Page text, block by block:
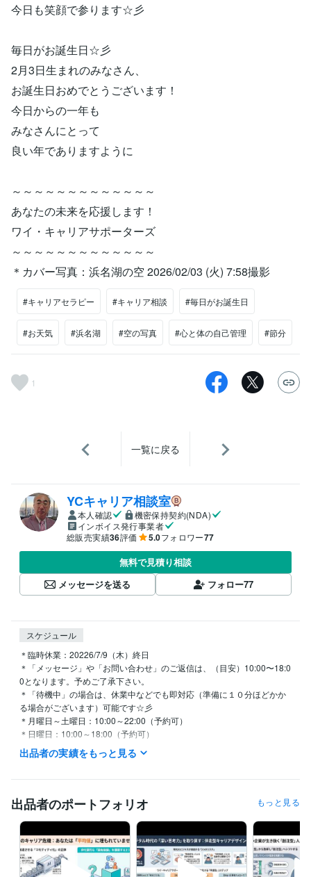
今日も笑顔で参ります☆彡
毎日がお誕生日☆彡
2月3日生まれのみなさん、
お誕生日おめでとうございます！
今日からの一年も
みなさんにとって
良い年でありますように
～～～～～～～～～～～～～
あなたの未来を応援します！
ワイ・キャリアサポーターズ
～～～～～～～～～～～～～
＊カバー写真：浜名湖の空 2026/02/03 (火) 7:58撮影
#キャリアセラピー #キャリア相談 #毎日がお誕生日
#お天気 #浜名湖 #空の写真 #心と体の自己管理 #節分
1
一覧に戻る
YCキャリア相談室
本人確認
機密保持契約(NDA)
インボイス発行事業者
総販売実績36評価 5.0フォロワー77
無料で見積り相談
メッセージを送る
フォロー77
スケジュール
＊臨時休業：20226/7/9（木）終日
＊「メッセージ」や「お問い合わせ」のご返信は、（目安）10:00〜18:0
0となります。予めご了承下さい。
＊「待機中」の場合は、休業中などでも即対応（準備に１０分ほどかか
る場合がございます）可能です☆彡
＊月曜日～土曜日：10:00～22:00（予約可）
＊日曜日：10:00～18:00（予約可）
＊学会・セミナー講演などで臨時休業することがございます。
エンジニア / 情報システム・社内SE 経験年数 : 5年
数 : 10年
コンサルタント / 経営コンサルタント 経験年数 : 25年
経営・マネジメント / 経営企画・経営戦略 経験年数 : 15年
研究・開発・設計 / 電気・電子制御設計 経験年数 : 5年
職歴
出品者の実績をもっと見る
出品者のポートフォリオ もっと見る